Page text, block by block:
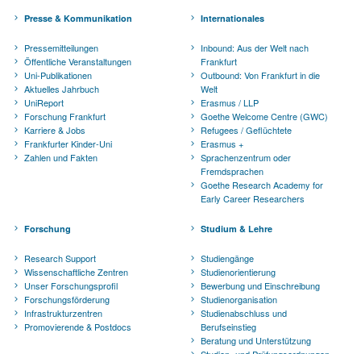
Presse & Kommunikation
Pressemitteilungen
Öffentliche Veranstaltungen
Uni-Publikationen
Aktuelles Jahrbuch
UniReport
Forschung Frankfurt
Karriere & Jobs
Frankfurter Kinder-Uni
Zahlen und Fakten
Internationales
Inbound: Aus der Welt nach
Frankfurt
Outbound: Von Frankfurt in die
Welt
Erasmus / LLP
Goethe Welcome Centre (GWC)
Refugees / Geflüchtete
Erasmus +
Sprachenzentrum oder
Fremdsprachen
Goethe Research Academy for
Early Career Researchers
Forschung
Research Support
Wissenschaftliche Zentren
Unser Forschungsprofil
Forschungsförderung
Infrastrukturzentren
Promovierende & Postdocs
Studium & Lehre
Studiengänge
Studienorientierung
Bewerbung und Einschreibung
Studienorganisation
Studienabschluss und
Berufseinstieg
Beratung und Unterstützung